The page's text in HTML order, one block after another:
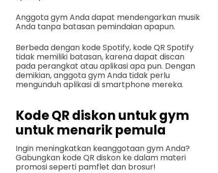
Anggota gym Anda dapat mendengarkan musik
Anda tanpa batasan pemindaian apapun.
Berbeda dengan kode Spotify, kode QR Spotify
tidak memiliki batasan, karena dapat discan
pada perangkat atau aplikasi apa pun. Dengan
demikian, anggota gym Anda tidak perlu
mengunduh aplikasi di smartphone mereka.
Kode QR diskon untuk gym
untuk menarik pemula
Ingin meningkatkan keanggotaan gym Anda?
Gabungkan kode QR diskon ke dalam materi
promosi seperti pamflet dan brosur!